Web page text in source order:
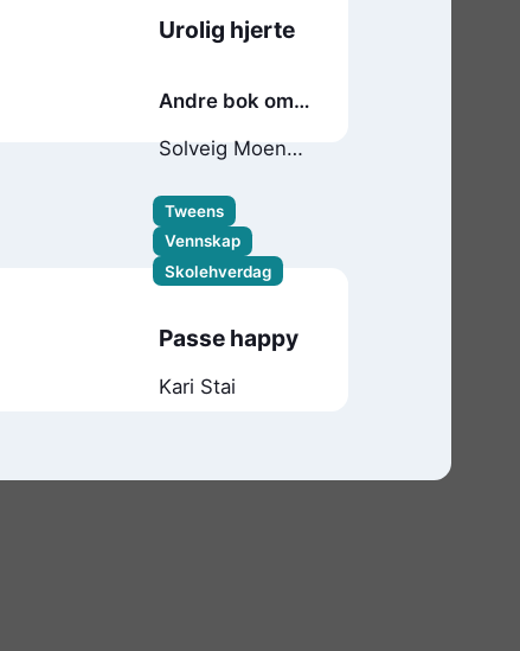
Urolig hjerte
Andre bok om
Solveig Moen
Tweens
Vennskap
Skolehverdag
Passe happy
Kari Stai